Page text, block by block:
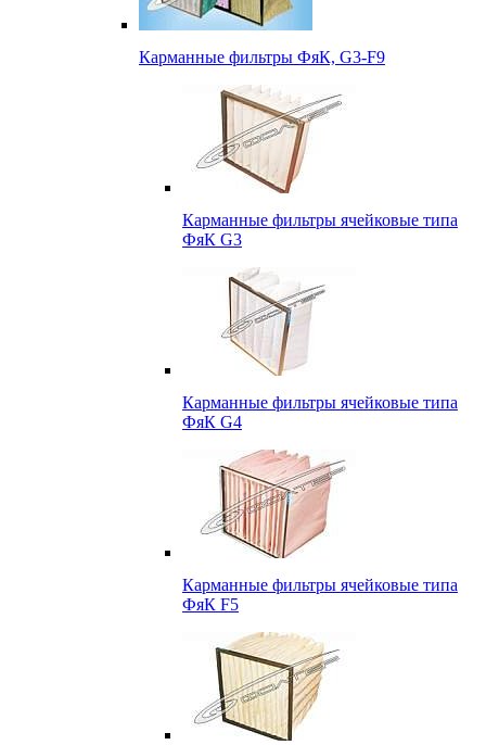
Карманные фильтры ФяК, G3-F9
Карманные фильтры ячейковые типа
ФяК G3
Карманные фильтры ячейковые типа
ФяК G4
Карманные фильтры ячейковые типа
ФяК F5